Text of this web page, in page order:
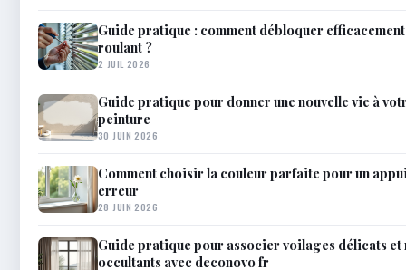
Guide pratique : comment débloquer
roulant ?
2 JUIL 2026
Guide pratique pour donner une nouvelle vie à
peinture
30 JUIN 2026
Comment choisir la couleur parfaite pour un
erreur
28 JUIN 2026
Guide pratique pour associer voilages délicats
occultants avec deconovo fr